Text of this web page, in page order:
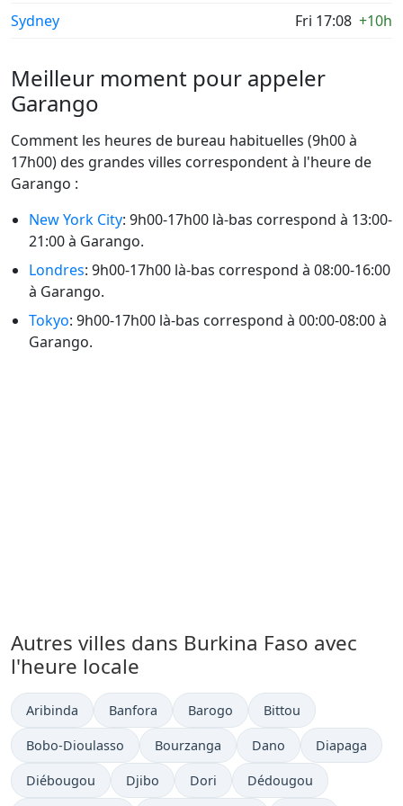
Sydney Fri 17:08 +10h
Meilleur moment pour appeler
Garango
Comment les heures de bureau habituelles (9h00 à
17h00) des grandes villes correspondent à l'heure de
Garango :
New York City: 9h00-17h00 là-bas correspond à 13:00-
21:00 à Garango.
Londres: 9h00-17h00 là-bas correspond à 08:00-16:00
à Garango.
Tokyo: 9h00-17h00 là-bas correspond à 00:00-08:00 à
Garango.
Autres villes dans Burkina Faso avec
l'heure locale
Heure actuelle à
Aribinda Heure actuelle à
Banfora Heure actuelle à
Barogo Heure actuelle à
Bittou
Heure actuelle à
Bobo-Dioulasso Heure actuelle à
Bourzanga Heure actuelle à
Dano Heure
Diapaga
Heure actuelle à
Diébougou Heure actuelle à
Djibo Heure actuelle à
Dori Heure actuelle à
Dédougou